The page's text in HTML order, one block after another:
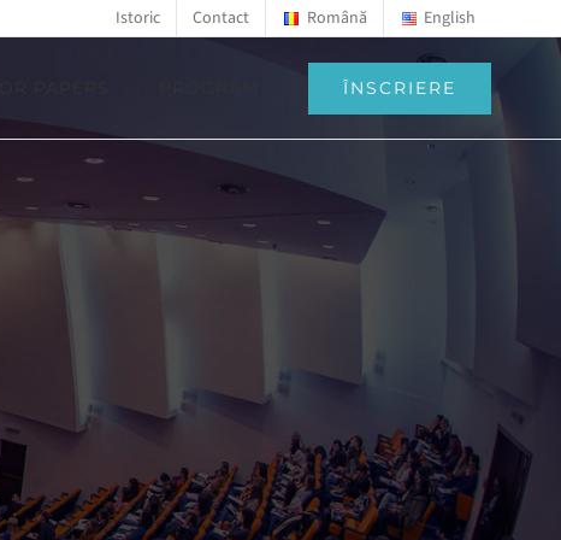
Istoric Contact Română English
ÎNSCRIERE